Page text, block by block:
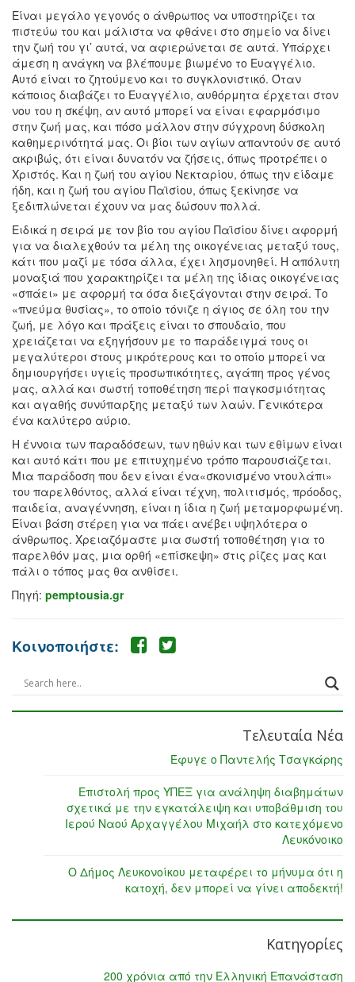
Είναι μεγάλο γεγονός ο άνθρωπος να υποστηρίζει τα
πιστεύω του και μάλιστα να φθάνει στο σημείο να δίνει
την ζωή του γι’ αυτά, να αφιερώνεται σε αυτά. Υπάρχει
άμεση η ανάγκη να βλέπουμε βιωμένο το Ευαγγέλιο.
Αυτό είναι το ζητούμενο και το συγκλονιστικό. Όταν
κάποιος διαβάζει το Ευαγγέλιο, αυθόρμητα έρχεται στον
νου του η σκέψη, αν αυτό μπορεί να είναι εφαρμόσιμο
στην ζωή μας, και πόσο μάλλον στην σύγχρονη δύσκολη
καθημερινότητά μας. Οι βίοι των αγίων απαντούν σε αυτό
ακριβώς, ότι είναι δυνατόν να ζήσεις, όπως προτρέπει ο
Χριστός. Και η ζωή του αγίου Νεκταρίου, όπως την είδαμε
ήδη, και η ζωή του αγίου Παϊσίου, όπως ξεκίνησε να
ξεδιπλώνεται έχουν να μας δώσουν πολλά.
Ειδικά η σειρά με τον βίο του αγίου Παϊσίου δίνει αφορμή
για να διαλεχθούν τα μέλη της οικογένειας μεταξύ τους,
κάτι που μαζί με τόσα άλλα, έχει λησμονηθεί. Η απόλυτη
μοναξιά που χαρακτηρίζει τα μέλη της ίδιας οικογένειας
«σπάει» με αφορμή τα όσα διεξάγονται στην σειρά. Το
«πνεύμα θυσίας», το οποίο τόνιζε η άγιος σε όλη του την
ζωή, με λόγο και πράξεις είναι το σπουδαίο, που
χρειάζεται να εξηγήσουν με το παράδειγμά τους οι
μεγαλύτεροι στους μικρότερους και το οποίο μπορεί να
δημιουργήσει υγιείς προσωπικότητες, αγάπη προς γένος
μας, αλλά και σωστή τοποθέτηση περί παγκοσμιότητας
και αγαθής συνύπαρξης μεταξύ των λαών. Γενικότερα
ένα καλύτερο αύριο.
Η έννοια των παραδόσεων, των ηθών και των εθίμων είναι
και αυτό κάτι που με επιτυχημένο τρόπο παρουσιάζεται.
Μια παράδοση που δεν είναι ένα«σκονισμένο ντουλάπι»
του παρελθόντος, αλλά είναι τέχνη, πολιτισμός, πρόοδος,
παιδεία, αναγέννηση, είναι η ίδια η ζωή μεταμορφωμένη.
Είναι βάση στέρεη για να πάει ανέβει υψηλότερα ο
άνθρωπος. Χρειαζόμαστε μια σωστή τοποθέτηση για το
παρελθόν μας, μια ορθή «επίσκεψη» στις ρίζες μας και
πάλι ο τόπος μας θα ανθίσει.
Πηγή: pemptousia.gr
Κοινοποιήστε:
Τελευταία Νέα
Έφυγε ο Παντελής Τσαγκάρης
Επιστολή προς ΥΠΕΞ για ανάληψη διαβημάτων
σχετικά με την εγκατάλειψη και υποβάθμιση του
Ιερού Ναού Αρχαγγέλου Μιχαήλ στο κατεχόμενο
Λευκόνοικο
Ο Δήμος Λευκονοίκου μεταφέρει το μήνυμα ότι η
κατοχή, δεν μπορεί να γίνει αποδεκτή!
Κατηγορίες
200 χρόνια από την Ελληνική Επανάσταση